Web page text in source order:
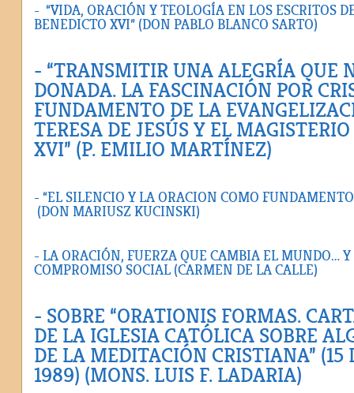
- “VIDA, ORACIÓN Y TEOLOGÍA EN LOS ESCRITOS
BENEDICTO XVI” (DON PABLO BLANCO SARTO)
- “TRANSMITIR UNA ALEGRÍA QUE
DONADA. LA FASCINACIÓN POR
FUNDAMENTO DE LA
TERESA DE JESÚS Y EL
XVI” (P. EMILIO MARTÍNEZ)
- “EL SILENCIO Y LA ORACION COMO
(DON MARIUSZ KUCINSKI)
- LA ORACIÓN, FUERZA QUE CAMBIA EL MUNDO…
COMPROMISO SOCIAL (CARMEN DE LA CALLE)
- SOBRE “ORATIONIS FORMAS.
DE LA IGLESIA CATÓLICA SOBRE
DE LA MEDITACIÓN CRISTIANA” (15
1989) (MONS. LUIS F. LADARIA)